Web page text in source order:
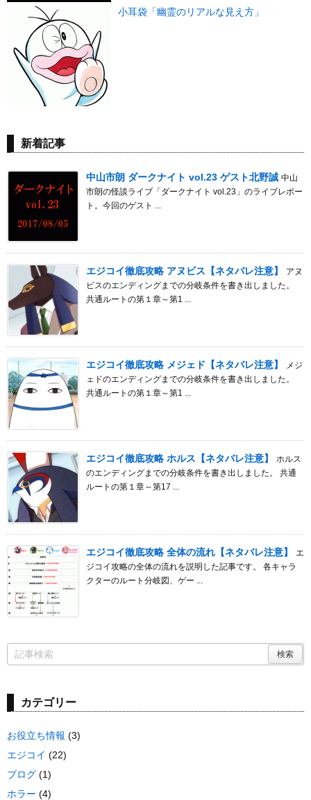
小耳袋「幽霊のリアルな見え方」
新着記事
中山市朗 ダークナイト vol.23 ゲスト北野誠 中山
市朗の怪談ライブ「ダークナイト vol.23」のライブレポー
ト。今回のゲスト ...
エジコイ徹底攻略 アヌビス【ネタバレ注意】
アヌ
ビスのエンディングまでの分岐条件を書き出しました。
共通ルートの第１章～第1 ...
エジコイ徹底攻略 メジェド【ネタバレ注意】
メジ
ェドのエンディングまでの分岐条件を書き出しました。
共通ルートの第１章～第1 ...
エジコイ徹底攻略 ホルス【ネタバレ注意】
ホルス
のエンディングまでの分岐条件を書き出しました。 共通
ルートの第１章～第17 ...
エジコイ徹底攻略 全体の流れ【ネタバレ注意】
エ
ジコイ攻略の全体の流れを説明した記事です。 各キャラ
クターのルート分岐図、ゲー ...
カテゴリー
お役立ち情報 (3)
エジコイ (22)
ブログ (1)
ホラー (4)